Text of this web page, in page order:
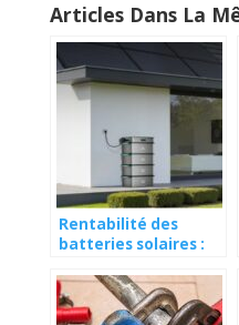
Articles Dans La
Rentabilité des
batteries solaires :
du marché en 2026